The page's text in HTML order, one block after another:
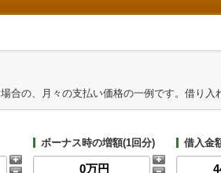
合の、月々の支払い価格の一例です。借り入
ボーナス時の増額(1回分) 借入金